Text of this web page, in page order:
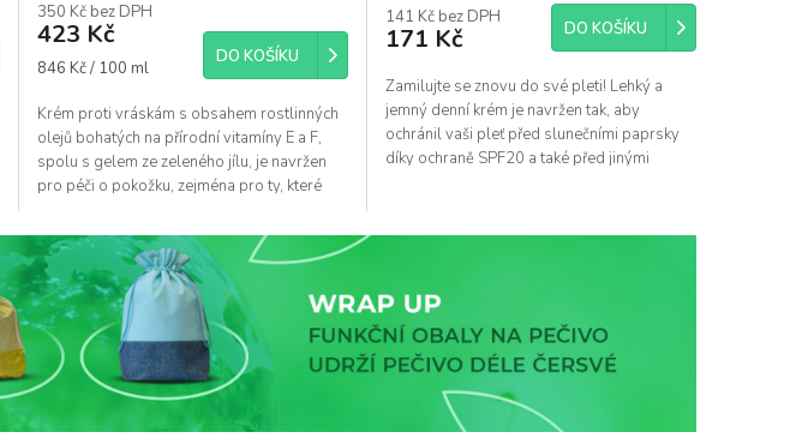
350 Kč bez DPH
423 Kč
Měrná
846 Kč / 100 ml
DO KOŠÍKU
Krém proti vráskám s obsahem rostlinných
olejů bohatých na přírodní vitamíny E a F,
spolu s gelem ze zeleného jílu, je navržen
pro péči o pokožku, zejména pro ty, které
141 Kč bez DPH
171 Kč DO KOŠÍKU
Zamilujte se znovu do své pleti! Lehký a
jemný denní krém je navržen tak, aby
ochránil vaši pleť před slunečními paprsky
díky ochraně SPF20 a také před jinými